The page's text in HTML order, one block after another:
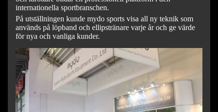
internationella sportbranschen.
På utställningen kunde mydo sports visa all ny teknik som
används på löpband och ellipstränare varje år och ge värde
för nya och vanliga kunder.